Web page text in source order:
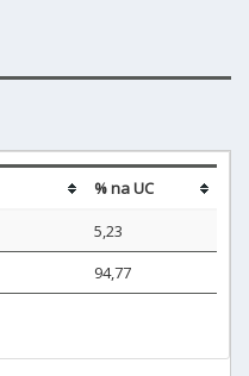
% na UC
5,23
94,77